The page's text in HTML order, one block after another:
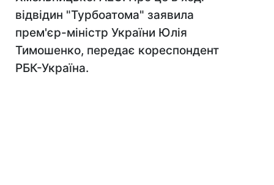
відвідин "Турбоатома" заявила
прем'єр-міністр України Юлія
Тимошенко, передає кореспондент
РБК-Україна.